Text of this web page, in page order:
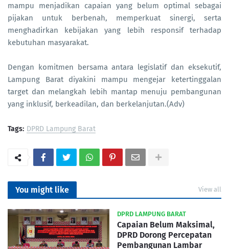
mampu menjadikan capaian yang belum optimal sebagai
pijakan untuk berbenah, memperkuat sinergi, serta
menghadirkan kebijakan yang lebih responsif terhadap
kebutuhan masyarakat.
Dengan komitmen bersama antara legislatif dan eksekutif,
Lampung Barat diyakini mampu mengejar ketertinggalan
target dan melangkah lebih mantap menuju pembangunan
yang inklusif, berkeadilan, dan berkelanjutan.(Adv)
Tags: DPRD Lampung Barat
You might like View all
DPRD LAMPUNG BARAT
Capaian Belum Maksimal,
DPRD Dorong Percepatan
Pembangunan Lambar